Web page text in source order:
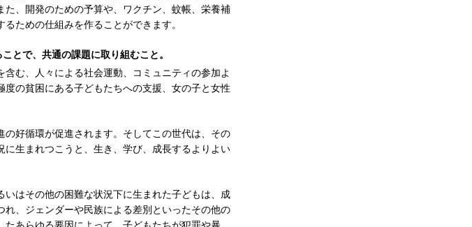
、開発のための予算や、ワクチン、蚊帳、栄養補
ための仕組みを作ることができます。
で、共通の課題に取り組むこと。
む、人々による社会運動、コミュニティの参加よ
の貧困にある子どもたちへの支援、女の子と女性
好循環が促進されます。そしてこの世代は、その
生まれつこうと、生き、学び、成長するよりよい
はその他の困難な状況下に生まれた子どもは、成
、ジェンダーや民族による差別といったその他の